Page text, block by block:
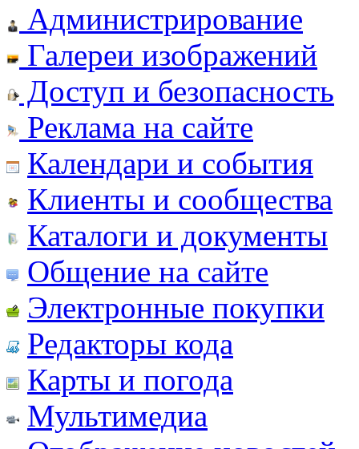
Администрирование
Галереи изображений
Доступ и безопасность
Реклама на сайте
Календари и события
Клиенты и сообщества
Каталоги и документы
Общение на сайте
Электронные покупки
Редакторы кода
Карты и погода
Мультимедиа